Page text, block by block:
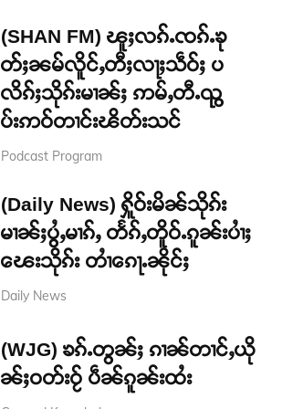
(SHAN FM) ၽူႈလၵ်ႉၸၵ်ႉၶု
တ်ႈၼမ်လိူင်ႇတီႈလႃႈသဵဝ်ႈ ပ
လိၵ်ႈသိုၵ်းမၢၼ်ႈ ဢမ်ႇတီႉၺွ
ပ်းဢဝ်တၢင်းၽိတ်းသင်
Podcast Program
(Daily News) ႁိူဝ်းမိၼ်သိုၵ်း
မၢၼ်ႈပွႆႇမၢၵ်ႇ တႅၵ်ႇတိူဝ်ႉၵူၼ်းပၢႆႈ
ၽေးသိုၵ်း တၢႆၵေႃႉၼိုင်ႈ
Daily News
(WJG) ၶၵ်ႉတွၼ်ႈ ၵၢၼ်တၢင်ႇယို
ၼ်ႈဝတ်းဝႂ် ပဵၼ်ၵူၼ်းထႆး